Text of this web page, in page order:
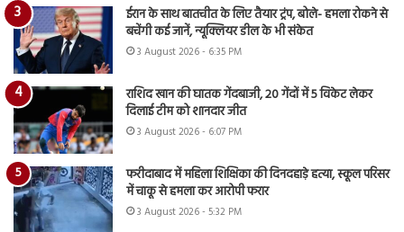
ईरान के साथ बातचीत के लिए तैयार ट्रंप, बोले- हमला रोकने से
बचेंगी कई जानें, न्यूक्लियर डील के भी संकेत
3 August 2026 - 6:35 PM
राशिद खान की घातक गेंदबाजी, 20 गेंदों में 5 विकेट लेकर
दिलाई टीम को शानदार जीत
3 August 2026 - 6:07 PM
फरीदाबाद में महिला शिक्षिका की दिनदहाड़े हत्या, स्कूल परिसर
में चाकू से हमला कर आरोपी फरार
3 August 2026 - 5:32 PM